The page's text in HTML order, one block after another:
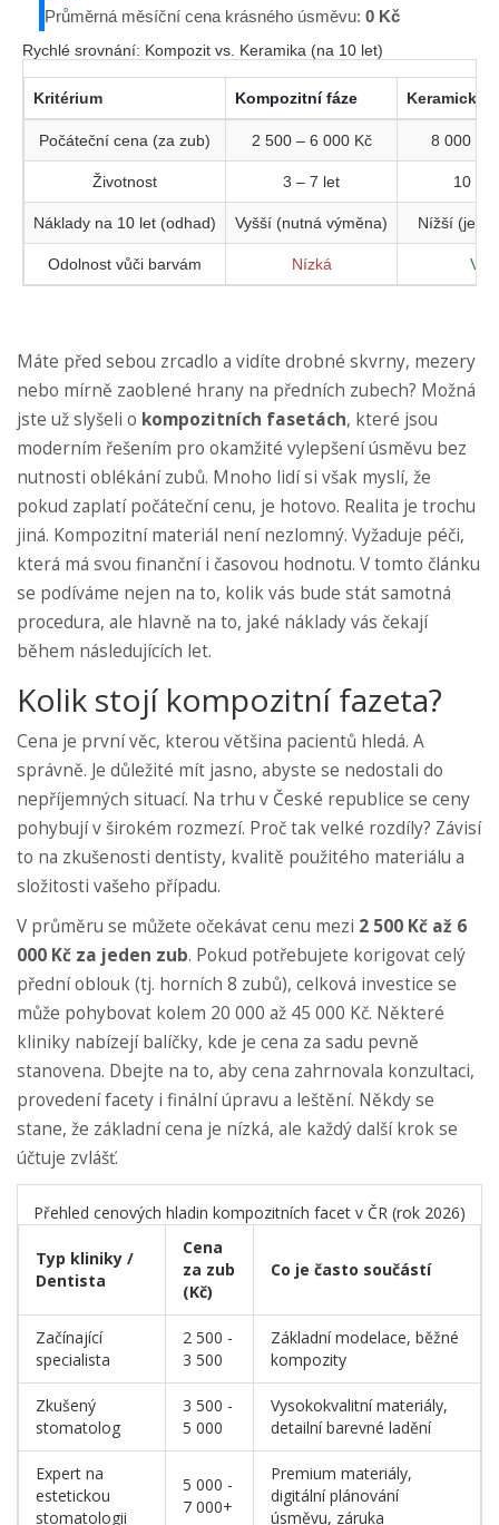
Průměrná měsíční cena krásného úsměvu: 0 Kč
Rychlé srovnání: Kompozit vs. Keramika (na 10 let)
Kritérium Kompozitní fáze Keramická
Počáteční cena (za zub) 2 500 – 6 000 Kč 8 000 –
Životnost 3 – 7 let 10 –
Náklady na 10 let (odhad) Vyšší (nutná výměna) Nížší
Odolnost vůči barvám Nízká
Máte před sebou zrcadlo a vidíte drobné skvrny, mezery
nebo mírně zaoblené hrany na předních zubech? Možná
jste už slyšeli o kompozitních fasetách, které jsou
moderním řešením pro okamžité vylepšení úsměvu bez
nutnosti oblékání zubů. Mnoho lidí si však myslí, že
pokud zaplatí počáteční cenu, je hotovo. Realita je trochu
jiná. Kompozitní materiál není nezlomný. Vyžaduje péči,
která má svou finanční i časovou hodnotu. V tomto článku
se podíváme nejen na to, kolik vás bude stát samotná
procedura, ale hlavně na to, jaké náklady vás čekají
během následujících let.
Kolik stojí kompozitní fazeta?
Cena je první věc, kterou většina pacientů hledá. A
správně. Je důležité mít jasno, abyste se nedostali do
nepříjemných situací. Na trhu v České republice se ceny
pohybují v širokém rozmezí. Proč tak velké rozdíly? Závisí
to na zkušenosti dentisty, kvalitě použitého materiálu a
složitosti vašeho případu.
V průměru se můžete očekávat cenu mezi 2 500 Kč až 6
000 Kč za jeden zub. Pokud potřebujete korigovat celý
přední oblouk (tj. horních 8 zubů), celková investice se
může pohybovat kolem 20 000 až 45 000 Kč. Některé
kliniky nabízejí balíčky, kde je cena za sadu pevně
stanovena. Dbejte na to, aby cena zahrnovala konzultaci,
provedení facety i finální úpravu a leštění. Někdy se
stane, že základní cena je nízká, ale každý další krok se
účtuje zvlášť.
Přehled cenových hladin kompozitních facet v ČR (rok 2026)
Typ kliniky /
Dentista
Cena
za zub
(Kč)
Co je často součástí
Začínající
specialista
2 500 -
3 500
Základní modelace, běžné
kompozity
Zkušený
stomatolog
3 500 -
5 000
Vysokokvalitní materiály,
detailní barevné ladění
Expert na
estetickou
stomatologii
5 000 -
7 000+
Premium materiály,
digitální plánování
úsměvu, záruka